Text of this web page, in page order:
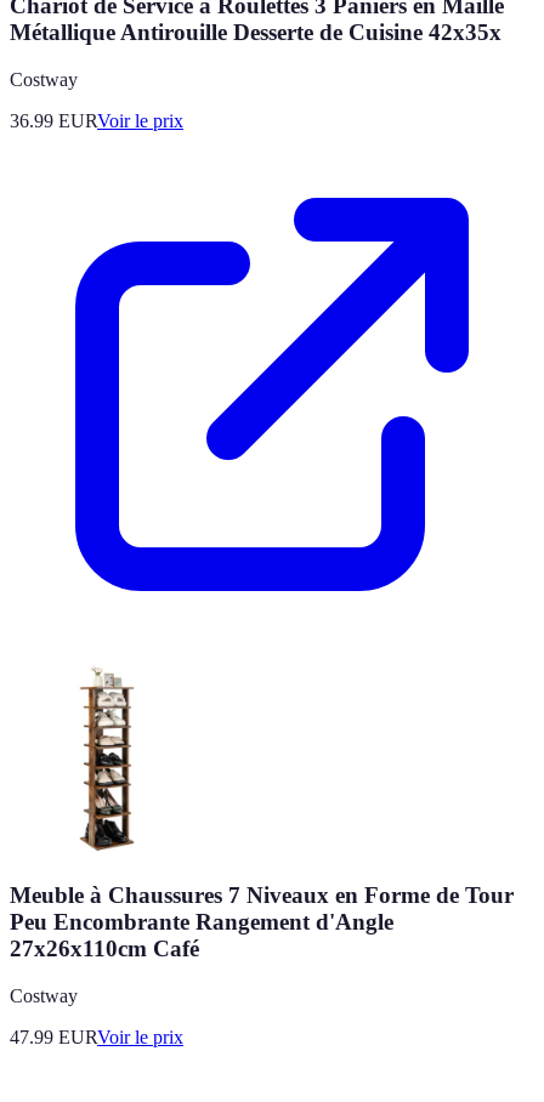
Chariot de Service à Roulettes 3 Paniers en Maille
Métallique Antirouille Desserte de Cuisine 42x35x
Costway
36.99 EURVoir le prix
Meuble à Chaussures 7 Niveaux en Forme de Tour
Peu Encombrante Rangement d'Angle
27x26x110cm Café
Costway
47.99 EURVoir le prix